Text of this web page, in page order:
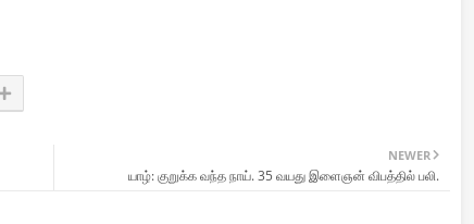
NEWER
யாழ்: குறுக்க வந்த நாய். 35 வயது இளைஞன் விபத்தில் பலி.